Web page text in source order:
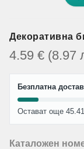
Декоративна
4.59 € (8.97
Безплатна
Остават още
Каталожен